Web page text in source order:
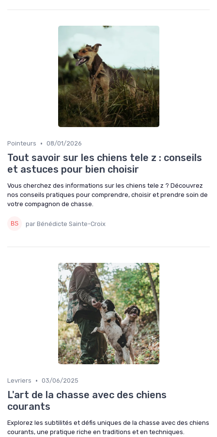
Pointeurs • 08/01/2026
Tout savoir sur les chiens tele z : conseils
et astuces pour bien choisir
Vous cherchez des informations sur les chiens tele z ? Découvrez
nos conseils pratiques pour comprendre, choisir et prendre soin de
votre compagnon de chasse.
par Bénédicte Sainte-Croix
Levriers • 03/06/2025
L'art de la chasse avec des chiens
courants
Explorez les subtilités et défis uniques de la chasse avec des chiens
courants, une pratique riche en traditions et en techniques.